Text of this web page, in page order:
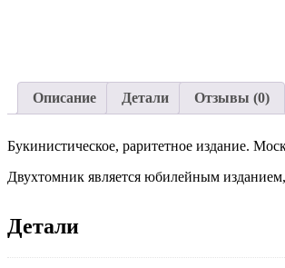
Описание Детали Отзывы (0)
Букинистическое, раритетное издание.
Двухтомник является юбилейным
Детали